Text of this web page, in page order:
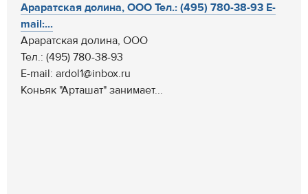
Араратская долина, ООО Тел.: (495) 780-38-93 E-
mail:...
Араратская долина, ООО
Тел.: (495) 780-38-93
E-mail: ardol1@inbox.ru
Коньяк "Арташат" занимает...